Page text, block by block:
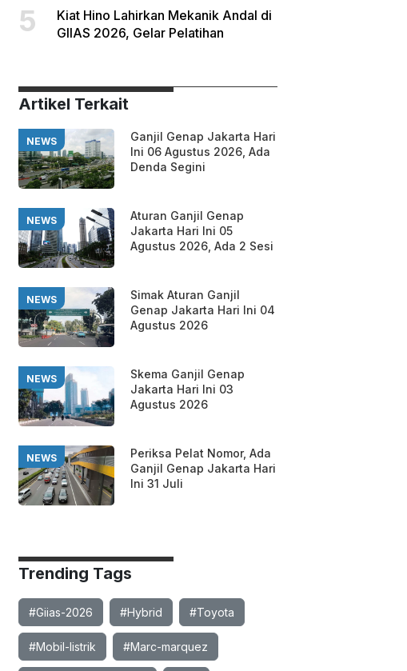
5
Kiat Hino Lahirkan Mekanik Andal di
GIIAS 2026, Gelar Pelatihan
Artikel Terkait
NEWS
Ganjil Genap Jakarta Hari
Ini 06 Agustus 2026, Ada
Denda Segini
NEWS
Aturan Ganjil Genap
Jakarta Hari Ini 05
Agustus 2026, Ada 2 Sesi
NEWS
Simak Aturan Ganjil
Genap Jakarta Hari Ini 04
Agustus 2026
NEWS
Skema Ganjil Genap
Jakarta Hari Ini 03
Agustus 2026
NEWS
Periksa Pelat Nomor, Ada
Ganjil Genap Jakarta Hari
Ini 31 Juli
Trending Tags
#Giias-2026 #Hybrid #Toyota
#Mobil-listrik #Marc-marquez